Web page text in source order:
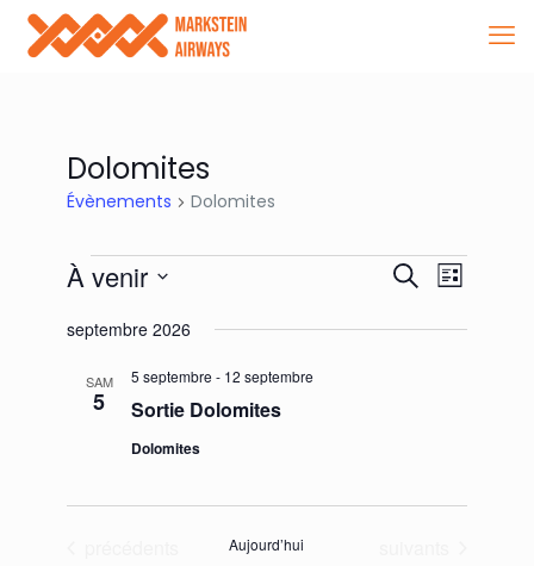
Dolomites
Évènements Dolomites
Évènements Recherche
vues
Liste
À venir
une
septembre 2026
SAM
5 Sortie Dolomites
5 septembre - 12 septembre
Dolomites
Aujourd’hui